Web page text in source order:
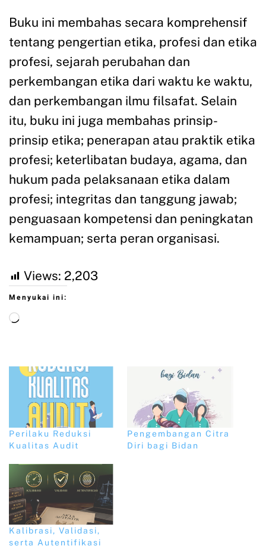
Buku ini membahas secara komprehensif
tentang pengertian etika, profesi dan etika
profesi, sejarah perubahan dan
perkembangan etika dari waktu ke waktu,
dan perkembangan ilmu filsafat. Selain
itu, buku ini juga membahas prinsip-
prinsip etika; penerapan atau praktik etika
profesi; keterlibatan budaya, agama, dan
hukum pada pelaksanaan etika dalam
profesi; integritas dan tanggung jawab;
penguasaan kompetensi dan peningkatan
kemampuan; serta peran organisasi.
Views: 2,203
Menyukai ini:
Perilaku Reduksi
Kualitas Audit
Pengembangan Citra
Diri bagi Bidan
Kalibrasi, Validasi,
serta Autentifikasi